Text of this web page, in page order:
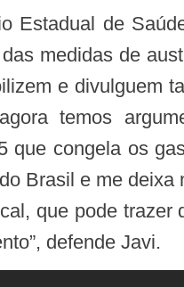
medidas de
e divulguem
temos
que congela os
Brasil e me
que pode
defende Javi.